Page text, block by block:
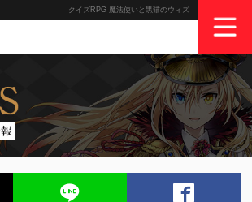
クイズRPG 魔法使いと黒猫のウィズ